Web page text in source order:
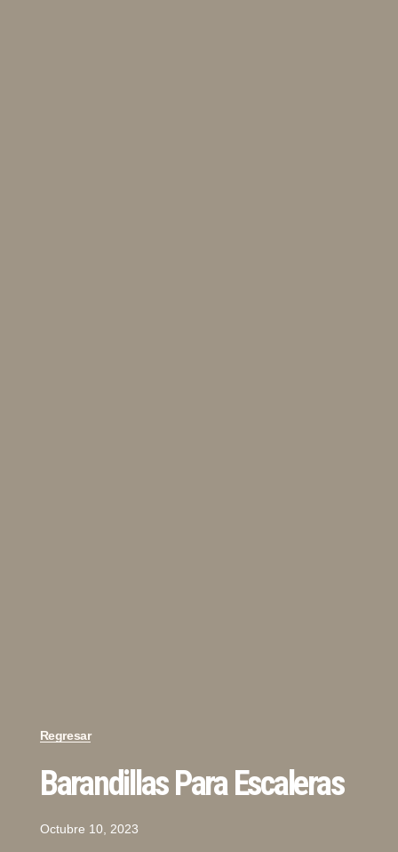
Regresar
Barandillas Para Escaleras
Octubre 10, 2023